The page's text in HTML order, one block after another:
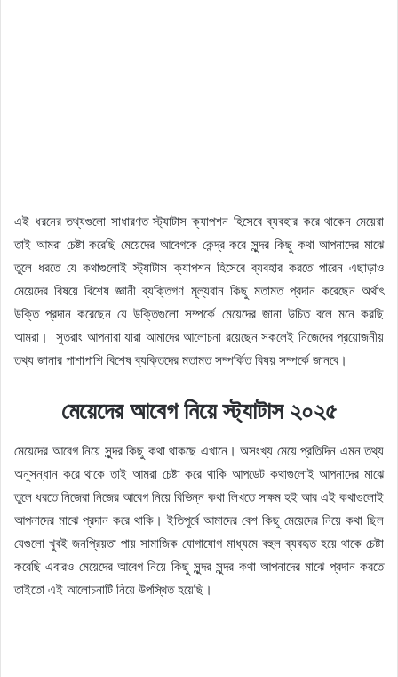
এই ধরনের তথ্যগুলো সাধারণত স্ট্যাটাস ক্যাপশন হিসেবে ব্যবহার করে থাকেন মেয়েরা
তাই আমরা চেষ্টা করেছি মেয়েদের আবেগকে কেন্দ্র করে সুন্দর কিছু কথা আপনাদের মাঝে
তুলে ধরতে যে কথাগুলোই স্ট্যাটাস ক্যাপশন হিসেবে ব্যবহার করতে পারেন এছাড়াও
মেয়েদের বিষয়ে বিশেষ জ্ঞানী ব্যক্তিগণ মূল্যবান কিছু মতামত প্রদান করেছেন অর্থাৎ
উক্তি প্রদান করেছেন যে উক্তিগুলো সম্পর্কে মেয়েদের জানা উচিত বলে মনে করছি
আমরা। ‌ সুতরাং আপনারা যারা আমাদের আলোচনা রয়েছেন সকলেই নিজেদের প্রয়োজনীয়
তথ্য জানার পাশাপাশি বিশেষ ব্যক্তিদের মতামত সম্পর্কিত বিষয় সম্পর্কে জানবে। ‌
মেয়েদের আবেগ নিয়ে স্ট্যাটাস ২০২৫
মেয়েদের আবেগ নিয়ে সুন্দর কিছু কথা থাকছে এখানে। অসংখ্য মেয়ে প্রতিদিন এমন তথ্য
অনুসন্ধান করে থাকে তাই আমরা চেষ্টা করে থাকি আপডেট কথাগুলোই আপনাদের মাঝে
তুলে ধরতে নিজেরা নিজের আবেগ নিয়ে বিভিন্ন কথা লিখতে সক্ষম হই আর এই কথাগুলোই
আপনাদের মাঝে প্রদান করে থাকি। ইতিপূর্বে আমাদের বেশ কিছু মেয়েদের নিয়ে কথা ছিল
যেগুলো খুবই জনপ্রিয়তা পায় সামাজিক যোগাযোগ মাধ্যমে বহুল ব্যবহৃত হয়ে থাকে চেষ্টা
করেছি এবারও মেয়েদের আবেগ নিয়ে কিছু সুন্দর সুন্দর কথা আপনাদের মাঝে প্রদান করতে
তাইতো এই আলোচনাটি নিয়ে উপস্থিত হয়েছি।